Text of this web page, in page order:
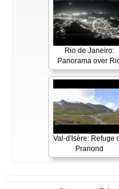
Rio de Janeiro:
Panorama over
Val-d'Isère: Refuge
Prariond